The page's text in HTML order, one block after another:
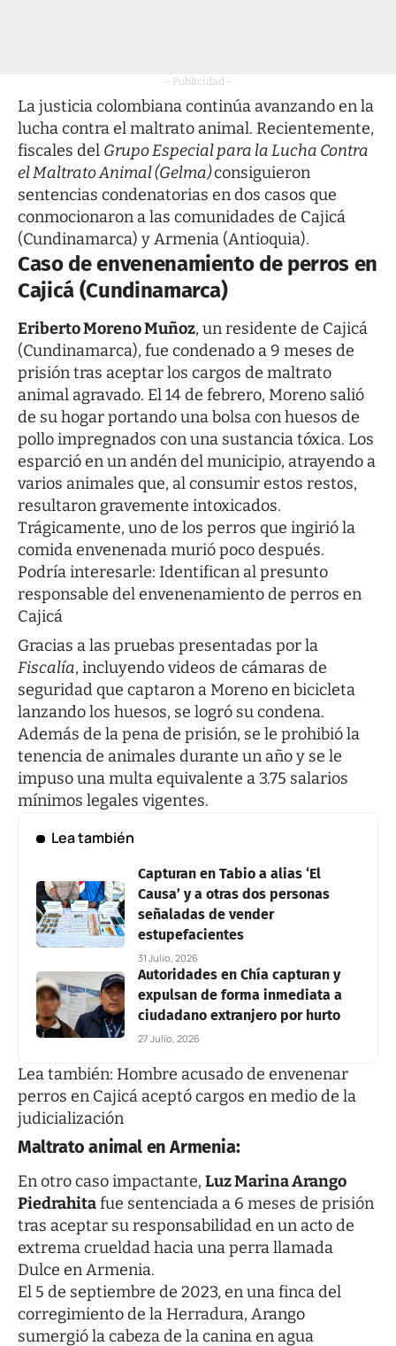
- Publicidad -
La justicia colombiana continúa avanzando en la
lucha contra el maltrato animal. Recientemente,
fiscales del Grupo Especial para la Lucha Contra
el Maltrato Animal (Gelma)consiguieron
sentencias condenatorias en dos casos que
conmocionaron a las comunidades de Cajicá
(Cundinamarca) y Armenia (Antioquia).
Caso de envenenamiento de perros en
Cajicá (Cundinamarca)
Eriberto Moreno Muñoz, un residente de Cajicá
(Cundinamarca), fue condenado a 9 meses de
prisión tras aceptar los cargos de maltrato
animal agravado. El 14 de febrero, Moreno salió
de su hogar portando una bolsa con huesos de
pollo impregnados con una sustancia tóxica. Los
esparció en un andén del municipio, atrayendo a
varios animales que, al consumir estos restos,
resultaron gravemente intoxicados.
Trágicamente, uno de los perros que ingirió la
comida envenenada murió poco después.
Podría interesarle: Identifican al presunto
responsable del envenenamiento de perros en
Cajicá
Gracias a las pruebas presentadas por la
Fiscalía, incluyendo videos de cámaras de
seguridad que captaron a Moreno en bicicleta
lanzando los huesos, se logró su condena.
Además de la pena de prisión, se le prohibió la
tenencia de animales durante un año y se le
impuso una multa equivalente a 3.75 salarios
mínimos legales vigentes.
Lea también
Capturan en Tabio a alias ‘El
Causa’ y a otras dos personas
señaladas de vender
estupefacientes
31 Julio, 2026
Autoridades en Chía capturan y
expulsan de forma inmediata a
ciudadano extranjero por hurto
27 Julio, 2026
Lea también: Hombre acusado de envenenar
perros en Cajicá aceptó cargos en medio de la
judicialización
Maltrato animal en Armenia:
En otro caso impactante, Luz Marina Arango
Piedrahitafue sentenciada a 6 meses de prisión
tras aceptar su responsabilidad en un acto de
extrema crueldad hacia una perra llamada
Dulce en Armenia.
El 5 de septiembre de 2023, en una finca del
corregimiento de la Herradura, Arango
sumergió la cabeza de la canina en agua